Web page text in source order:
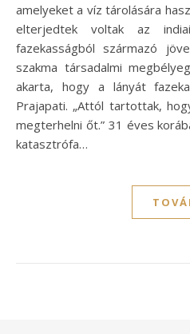
amelyeket a víz tárolására
elterjedtek voltak az
fazekasságból származó
szakma társadalmi
akarta, hogy a lányát
Prajapati. „Attól tartottak,
megterhelni őt.” 31 éves
katasztrófa…